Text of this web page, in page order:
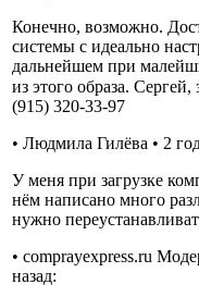
Конечно, возможно.
системы с идеально
дальнейшем при
из этого образа.
(915) 320-33-97
• Людмила Гилёва • 2
У меня при загрузке
нём написано много
нужно
• comprayexpress.ru
назад: